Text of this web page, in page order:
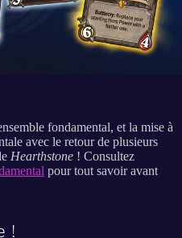
fondamental, et la mise à
avec le retour de plusieurs
Hearthstone ! Consultez
pour tout savoir avant
!